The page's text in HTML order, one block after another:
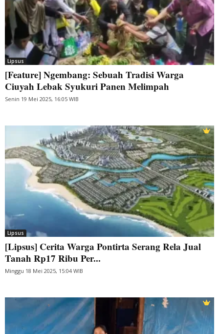
Lipsus
[Feature] Ngembang: Sebuah Tradisi Warga
Ciuyah Lebak Syukuri Panen Melimpah
Senin 19 Mei 2025, 16:05 WIB
Lipsus
[Lipsus] Cerita Warga Pontirta Serang Rela Jual
Tanah Rp17 Ribu Per...
Minggu 18 Mei 2025, 15:04 WIB